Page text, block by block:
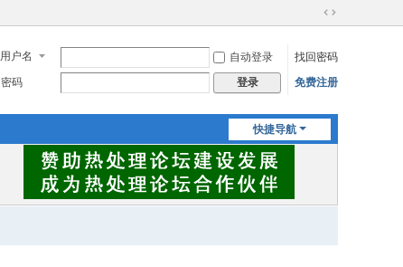
切
到
宽
用户名 自动登录
找回密码
密码
登录 免费注册
快捷导航